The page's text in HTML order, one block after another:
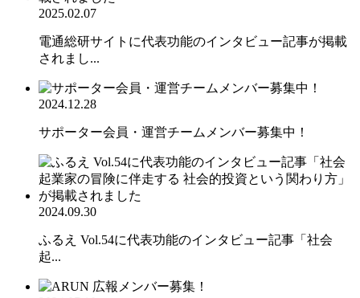
2025.02.07
電通総研サイトに代表功能のインタビュー記事が掲載
されまし...
2024.12.28
サポーター会員・運営チームメンバー募集中！
2024.09.30
ふるえ Vol.54に代表功能のインタビュー記事「社会
起...